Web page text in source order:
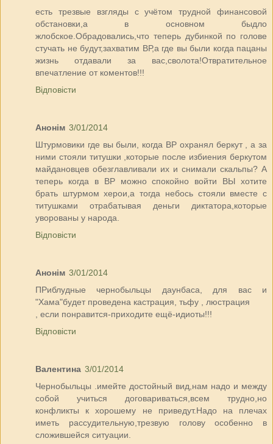
есть трезвые взгляды с учётом трудной финансовой
обстановки,а в основном быдло
жлобское.Обрадовались,что теперь дубинкой по голове
стучать не будут,захватим ВР,а где вы были когда пацаны
жизнь отдавали за вас,сволота!Отвратительное
впечатление от коментов!!!
Відповісти
Анонім 3/01/2014
Штурмовики где вы были, когда ВР охранял беркут , а за
ними стояли титушки ,которые после избиения беркутом
майдановцев обезглавливали их и снимали скальпы? А
теперь когда в ВР можно спокойно войти ВЫ хотите
брать штурмом херои,а тогда небось стояли вместе с
титушками отрабатывая деньги диктатора,которые
уворованы у народа.
Відповісти
Анонім 3/01/2014
ПРиблудные чернобыльцы даунбаса, для вас и
"Хама"будет проведена кастрация, тьфу , люстрация
, если понравится-приходите ещё-идиоты!!!
Відповісти
Валентина 3/01/2014
Чернобыльцы .имейте достойный вид,нам надо и между
собой учиться договариваться,всем трудно,но
конфликты к хорошему не приведут.Надо на плечах
иметь рассудительную,трезвую голову особенно в
сложившейся ситуации.